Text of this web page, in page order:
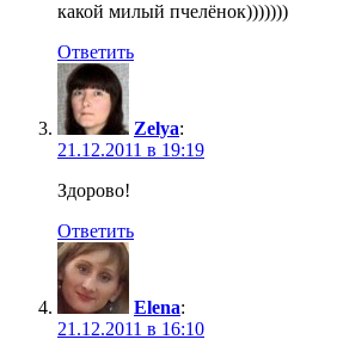
какой милый пчелёнок)))))))
Ответить
Zelya:
21.12.2011 в 19:19
Здорово!
Ответить
Elena:
21.12.2011 в 16:10